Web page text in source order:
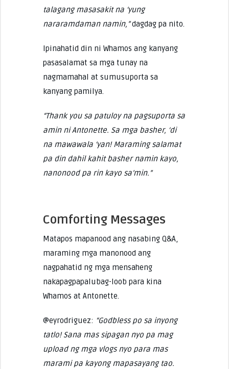
talagang masasakit na ‘yung
nararamdaman namin,”dagdag pa nito.
Ipinahatid din ni Whamos ang kanyang
pasasalamat sa mga tunay na
nagmamahal at sumusuporta sa
kanyang pamilya.
“Thank you sa patuloy na pagsuporta sa
amin ni Antonette. Sa mga basher, ‘di
na mawawala ‘yan! Maraming salamat
pa din dahil kahit basher namin kayo,
nanonood pa rin kayo sa’min.”
Comforting Messages
Matapos mapanood ang nasabing Q&A,
maraming mga manonood ang
nagpahatid ng mga mensaheng
nakapagpapalubag-loob para kina
Whamos at Antonette.
@eyrodriguez: “Godbless po sa inyong
tatlo! Sana mas sipagan nyo pa mag
upload ng mga vlogs nyo para mas
marami pa kayong mapasayang tao.